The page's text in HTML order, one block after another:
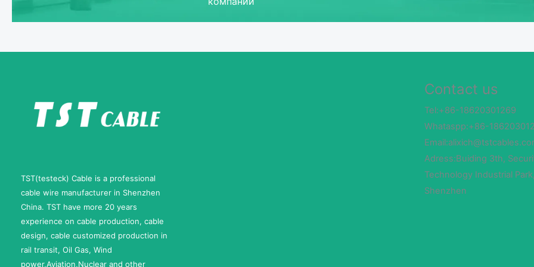
TST(testeck) Cable is a professional
cable wire manufacturer in Shenzhen
China. TST have more 20 years
experience on cable production, cable
design, cable customized production in
rail transit, Oil Gas, Wind
power,Aviation,Nuclear and other
Contact us
Tel:+86-18620301269
Whataspp:+86-
Adress:Buiding 3th,
Technology Industrial Park,
Shenzhen